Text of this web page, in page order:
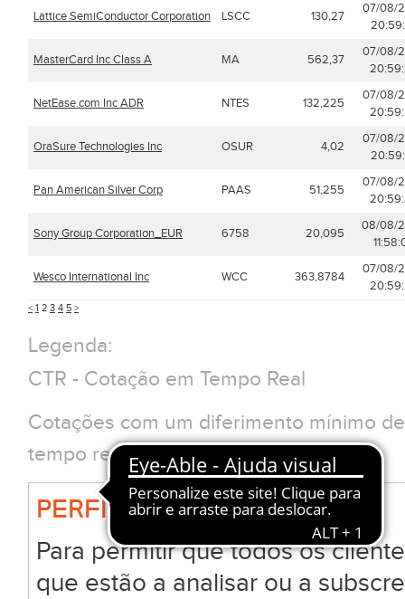
Lattice SemiConductor Corporation LSCC 130,27
07/08/
MasterCard Inc Class A MA 562,37
07/08/
NetEase.com Inc ADR NTES 132,225
07/08/
OraSure Technologies Inc OSUR 4,02
07/08/
Pan American Silver Corp PAAS 51,255
07/08/
Sony Group Corporation_EUR 6758 20,095
08/08/
Wesco International Inc WCC 363,8784
07/08/
< 1 2 3 4 5 >
Legenda:
CTR - Cotação em Tempo Real
Cotações com um diferimento mínimo
tempo real clique em CTR
PERFIL BIG
Para permitir que todos os
que estão a analisar ou a